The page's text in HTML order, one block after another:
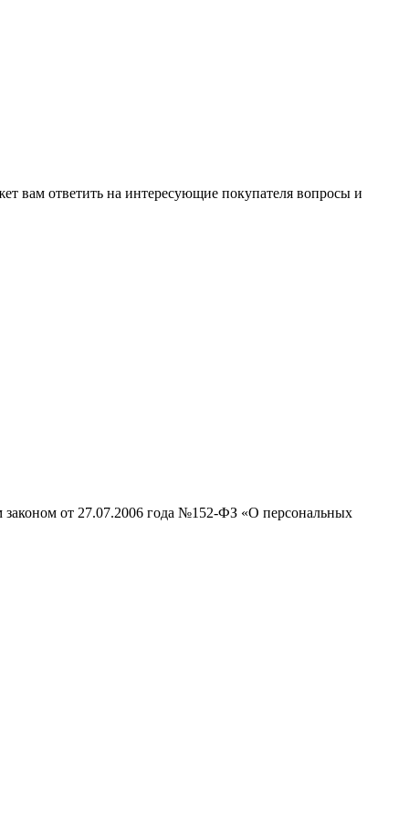
вам ответить на интересующие покупателя вопросы и
законом от 27.07.2006 года №152-ФЗ «О персональных